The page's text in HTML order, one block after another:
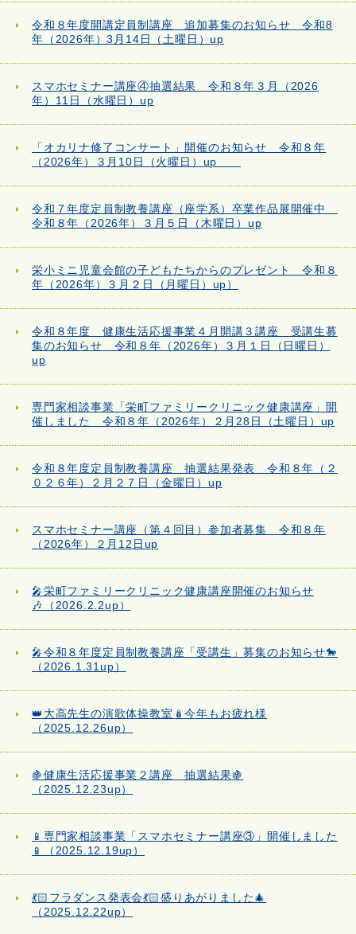
令和８年度開講定員制講座 追加募集のお知らせ 令和8
年（2026年）3月14日（土曜日）up
スマホセミナー講座④抽選結果 令和８年３月（2026
年）11日（水曜日）up
「オカリナ修了コンサート」開催のお知らせ 令和８年
（2026年）３月10日（火曜日）up
令和７年度定員制教養講座（座学系）卒業作品展開催中
令和８年（2026年）３月５日（木曜日）up
栄小ミニ児童会館の子どもたちからのプレゼント 令和８
年（2026年）３月２日（月曜日）up）
令和８年度 健康生活応援事業４月開講３講座 受講生募
集のお知らせ 令和８年（2026年）３月１日（日曜日）
up
専門家相談事業「栄町ファミリークリニック健康講座」開
催しました 令和８年（2026年）２月28日（土曜日）up
令和８年度定員制教養講座 抽選結果発表 令和８年（２
０２６年）２月２７日（金曜日）up
スマホセミナー講座（第４回目）参加者募集 令和８年
（2026年）２月12日up
🎤栄町ファミリークリニック健康講座開催のお知らせ
🎶（2026.2.2up）
🎤令和８年度定員制教養講座「受講生」募集のお知らせ🐎
（2026.1.31up）
👑大高先生の演歌体操教室🪆今年もお疲れ様
（2025.12.26up）
🍇健康生活応援事業２講座 抽選結果🍇
（2025.12.23up）
📱専門家相談事業「スマホセミナー講座③」開催しました
📱（2025.12.19up）
💃🏻フラダンス発表会💃🏻盛りあがりました🎄
（2025.12.22up）